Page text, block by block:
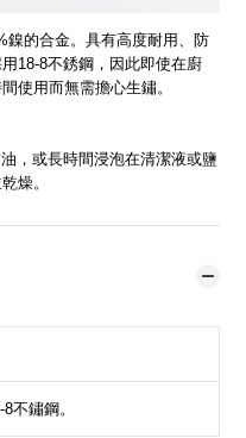
鎳的合金。具有高度耐用、防
18-8不銹鋼，因此即使在廚
使用而無需擔心生鏽。
，或長時間浸泡在清潔液或鹽
燥。
不鏽鋼。